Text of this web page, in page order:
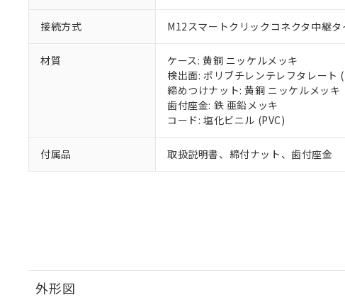
接続方式 M12スマートクリックコネクタ中継
材質
ケース: 黄銅 ニッケルメッキ
検出面: ポリブチレンテレフタレート
締めつけナット: 黄銅 ニッケルメッキ
歯付座金: 鉄 亜鉛メッキ
コード: 塩化ビニル (PVC)
付属品 取扱説明書、締付ナット、歯付座金
外形図